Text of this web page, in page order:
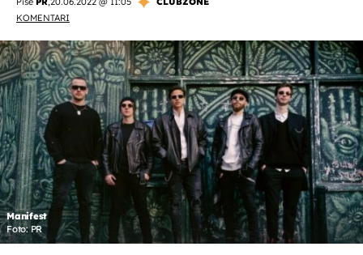
KOMENTARI
Manifest
Foto: PR
OMOGUĆI OBAVIJESTI